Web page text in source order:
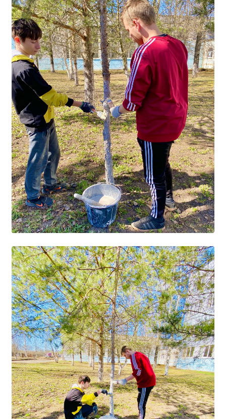
Студенческий совет
Студенческий спортивный клуб
МЕТОДИЧЕСКАЯ РАБОТА
В помощь педагогам и мастерам ПО
ПРОЧЕЕ
История нашего техникума
Фотографии техникума
ПОЛЕЗНЫЕ ССЫЛКИ
Министерство науки и высшего образования
РФ
Главное управление по контролю за оборотом
наркотиков
Общероссийская база вакансий "Работа в
Сбербанк Онлайн - оплачивайте
образовательные услуги